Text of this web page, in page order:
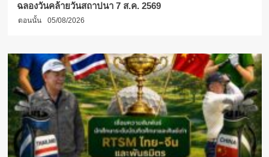
ฉลองวันคล้ายวันสถาปนา 7 ส.ค. 2569
ตอนนั้น 05/08/2026